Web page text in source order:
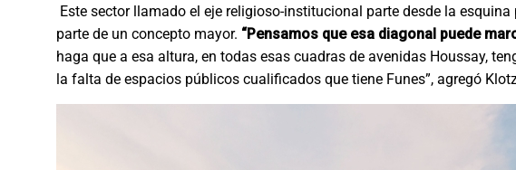
Este sector llamado el eje religioso-institucional parte desde la
parte de un concepto mayor. “Pensamos que esa diagonal puede
haga que a esa altura, en todas esas cuadras de avenidas Houssay,
la falta de espacios públicos cualificados que tiene Funes”, agregó